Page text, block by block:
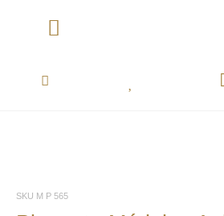
SKU M P 565